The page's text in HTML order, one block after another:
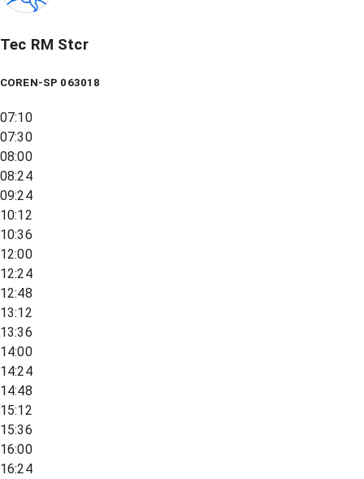
Tec RM Stcr
COREN-SP 063018
07:10
07:30
08:00
08:24
09:24
10:12
10:36
12:00
12:24
12:48
13:12
13:36
14:00
14:24
14:48
15:12
15:36
16:00
16:24